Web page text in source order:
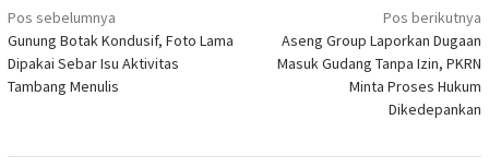
Navigasi
pos
Pos sebelumnya
Gunung Botak Kondusif, Foto Lama
Dipakai Sebar Isu Aktivitas
Tambang Menulis
Pos berikutnya
Aseng Group Laporkan Dugaan
Masuk Gudang Tanpa Izin, PKRN
Minta Proses Hukum
Dikedepankan